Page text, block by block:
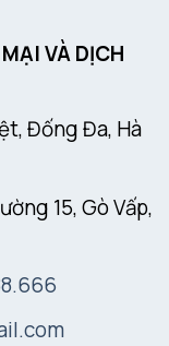
VÀ DỊCH
Đống Đa, Hà
15, Gò Vấp,